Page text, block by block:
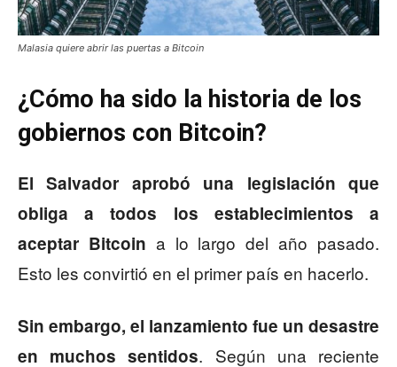
Malasia quiere abrir las puertas a Bitcoin
¿Cómo ha sido la historia de los
gobiernos con Bitcoin?
El Salvador aprobó una legislación que
obliga a todos los establecimientos a
aceptar Bitcoin a lo largo del año pasado.
Esto les convirtió en el primer país en hacerlo.
Sin embargo, el lanzamiento fue un desastre
en muchos sentidos. Según una reciente